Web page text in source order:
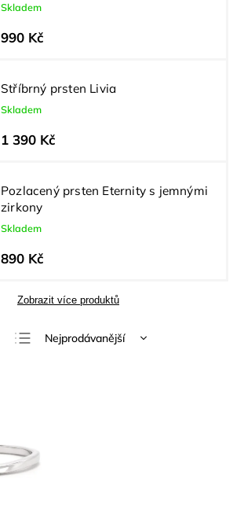
Skladem
990 Kč
Stříbrný prsten Livia
Skladem
1 390 Kč
Pozlacený prsten Eternity s jemnými
zirkony
Skladem
890 Kč
Zobrazit více produktů
Nejprodávanější